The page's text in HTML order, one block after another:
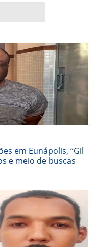
em Eunápolis, “Gil
e meio de buscas